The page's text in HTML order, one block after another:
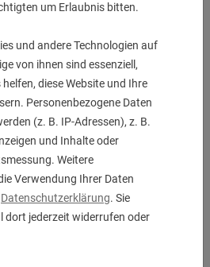
um Erlaubnis bitten.
und andere Technologien auf
von ihnen sind essenziell,
diese Website und Ihre
Personenbezogene Daten
(z. B. IP-Adressen), z. B.
und Inhalte oder
Weitere
Verwendung Ihrer Daten
Datenschutzerklärung. Sie
dort jederzeit widerrufen oder